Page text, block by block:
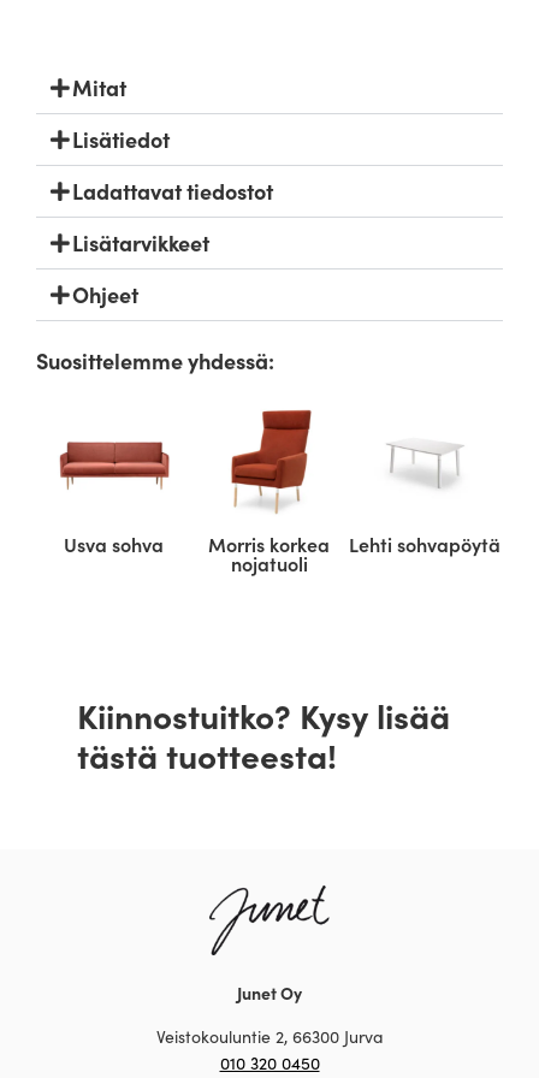
Mitat
Lisätiedot
Ladattavat tiedostot
Lisätarvikkeet
Ohjeet
Suosittelemme yhdessä:
Usva sohva Morris korkea
nojatuoli
Lehti sohvapöytä
Kiinnostuitko? Kysy lisää
tästä tuotteesta!
Junet Oy
Veistokouluntie 2, 66300 Jurva
010 320 0450